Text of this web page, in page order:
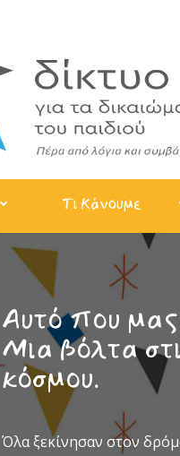
Τι Κάνουμε
Αυτό που
Μια βόλτα
κόσμου.
Όλα ξεκίνησαν στον